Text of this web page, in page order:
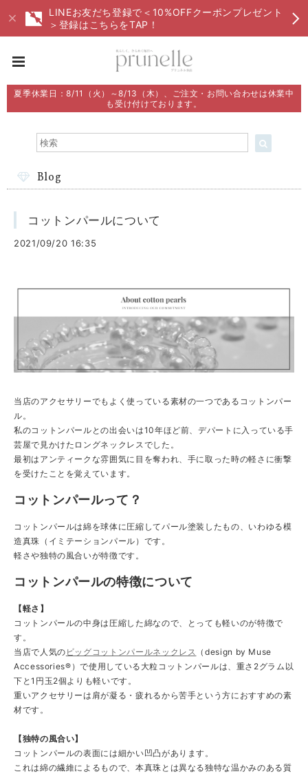
LINEお友だち登録で＜10%OFFクーポンプレゼント
＞登録はこちらをTAP！
夏季休業日：8/11（火）～8/13（木）、ご注文・お問い合わせは休業中
も受け付けております。
Blog
コットンパールについて
2021/09/20 16:35
当店のアクセサリーでもよく使っている素材の一つであるコットンパー
ル。
私のコットンパールとの出会いは10年ほど前、デパートに入っている手
芸屋で見かけたロングネックレスでした。
最初はアンティークな雰囲気に目を奪われ、手に取った時の軽さに衝撃
を受けたことを覚えています。
コットンパールって？
コットンパールは綿を球体に圧縮してパール塗装したもの、いわゆる模
造真珠（イミテーションパール）です。
軽さや独特の風合いが特徴です。
コットンパールの特徴について
【軽さ】
コットンパールの中身は圧縮した綿なので、とっても軽いのが特徴で
す。
当店で人気の ビッグコットンパールネックレス （design by Muse
Accessories®）で使用している大粒コットンパールは、重さ2グラム以
下と1円玉2個よりも軽いです。
重いアクセサリーは肩が凝る・疲れるから苦手という方におすすめの素
材です。
【独特の風合い】
コットンパールの表面には細かい凹凸があります。
これは綿の繊維によるもので、本真珠とは異なる独特な温かみのある質